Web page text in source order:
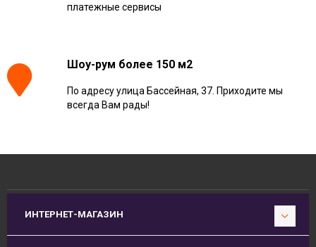
платежные сервисы
Шоу-рум более 150 м2
По адресу улица Бассейная, 37. Приходите мы
всегда Вам рады!
ИНТЕРНЕТ-МАГАЗИН